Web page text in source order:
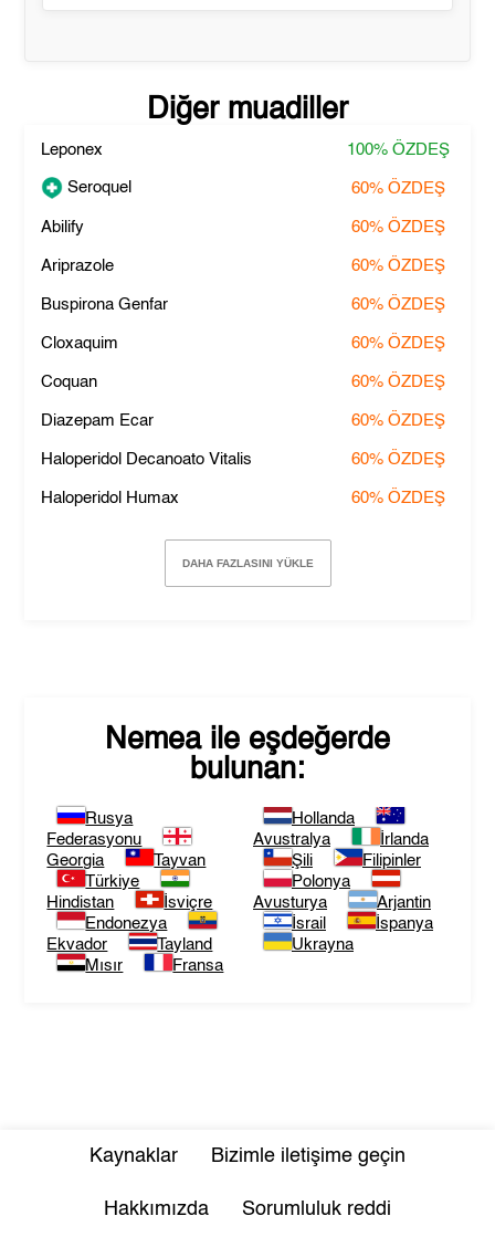
Diğer muadiller
Leponex 100% ÖZDEŞ
Seroquel 60% ÖZDEŞ
Abilify 60% ÖZDEŞ
Ariprazole 60% ÖZDEŞ
Buspirona Genfar 60% ÖZDEŞ
Cloxaquim 60% ÖZDEŞ
Coquan 60% ÖZDEŞ
Diazepam Ecar 60% ÖZDEŞ
Haloperidol Decanoato Vitalis 60% ÖZDEŞ
Haloperidol Humax 60% ÖZDEŞ
DAHA FAZLASINI YÜKLE
Nemeaile eşdeğerde
bulunan:
Rusya
Federasyonu
Georgia
Tayvan
Türkiye
Hindistan
İsviçre
Endonezya
Ekvador
Tayland
Mısır
Fransa
Hollanda
Avustralya
İrlanda
Şili
Filipinler
Polonya
Avusturya
Arjantin
İsrail
İspanya
Ukrayna
Kaynaklar Bizimle iletişime geçin
Hakkımızda Sorumluluk reddi